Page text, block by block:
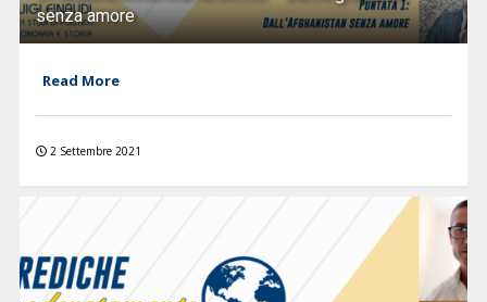
senza amore
Read More
2 Settembre 2021